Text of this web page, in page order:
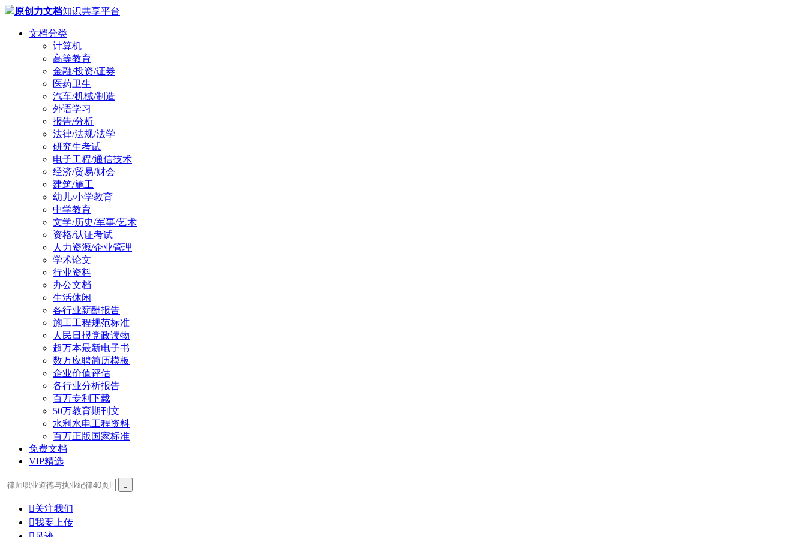
原创力文档知识共享平台
文档分类
计算机
高等教育
金融/投资/证券
医药卫生
汽车/机械/制造
外语学习
报告/分析
法律/法规/法学
研究生考试
电子工程/通信技术
经济/贸易/财会
建筑/施工
幼儿/小学教育
中学教育
文学/历史/军事/艺术
资格/认证考试
人力资源/企业管理
学术论文
行业资料
办公文档
生活休闲
各行业薪酬报告
施工工程规范标准
人民日报党政读物
超万本最新电子书
数万应聘简历模板
企业价值评估
各行业分析报告
百万专利下载
50万教育期刊文
水利水电工程资料
百万正版国家标准
免费文档
VIP精选

关注我们
我要上传